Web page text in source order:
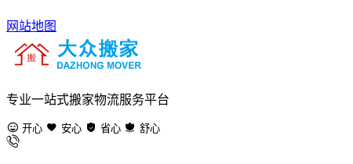
网站地图
专业一站式搬家物流服务平台
开心 安心 省心 舒心